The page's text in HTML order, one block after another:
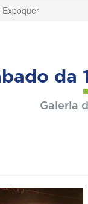
Expoquer
da
Galeria